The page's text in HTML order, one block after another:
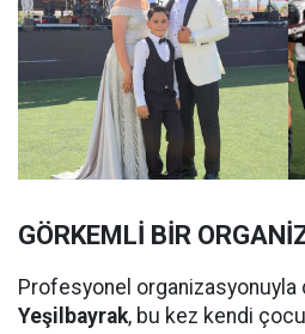
GÖRKEMLİ BİR
Profesyonel organizasyonuyla
Yeşilbayrak, bu kez kendi